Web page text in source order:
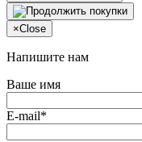
×Close
Напишите нам
Ваше имя
E-mail*